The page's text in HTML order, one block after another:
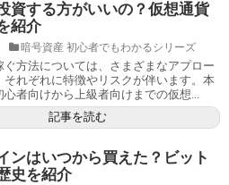
資する方がいいの？仮想通貨
紹介
暗号資産 初心者でもわかるシリーズ
ぐ方法については、さまざまなアプロー
それぞれに特徴やリスクが伴います。本
心者向けから上級者向けまでの仮想...
記事を読む
ンはいつから買えた？ビット
史を紹介